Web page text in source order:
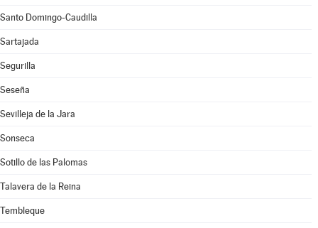
Santo Domingo-Caudilla
Sartajada
Segurilla
Seseña
Sevilleja de la Jara
Sonseca
Sotillo de las Palomas
Talavera de la Reina
Tembleque